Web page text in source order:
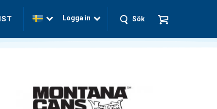
Logga in Sök